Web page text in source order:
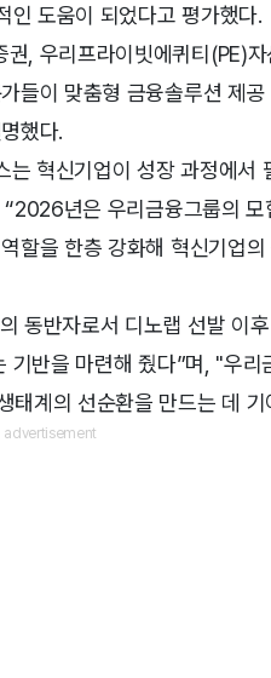
인 도움이 되었다고 평가했다.
, 우리프라이빗에퀴티(PE)
들이 맞춤형 금융솔루션 제
했다.
혁신기업이 성장 과정에서
년은 우리금융그룹의
할을 한층 강화해 혁신기업
동반자로서 디노랩 선발 이
반을 마련해 줬다”며, "우
계의 선순환을 만드는 데 기